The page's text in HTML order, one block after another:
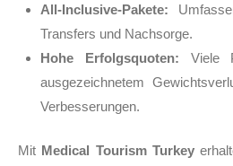
All-Inclusive-Pakete:
Transfers und Nachsorge.
Hohe Erfolgsquoten: Viele
ausgezeichnetem
Verbesserungen.
Mit Medical Tourism Turkey